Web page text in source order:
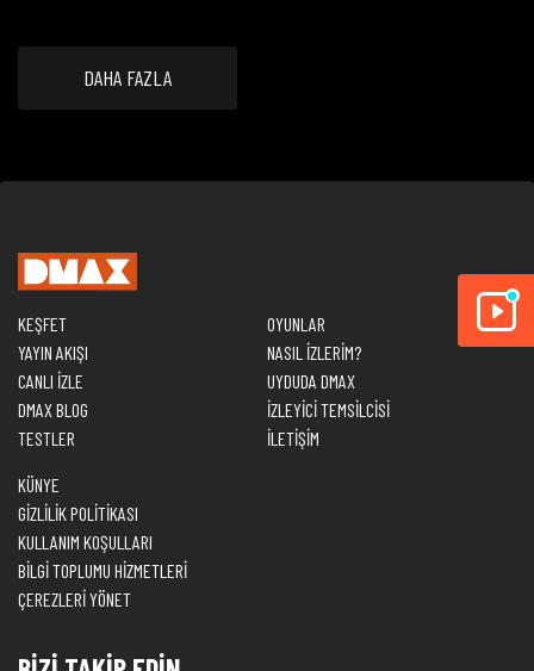
DAHA FAZLA
KEŞFET
YAYIN AKIŞI
CANLI İZLE
DMAX BLOG
TESTLER
OYUNLAR
NASIL İZLERİM?
UYDUDA DMAX
İZLEYİCİ TEMSİLCİSİ
İLETİŞİM
KÜNYE
GİZLİLİK POLİTİKASI
KULLANIM KOŞULLARI
BİLGİ TOPLUMU HİZMETLERİ
ÇEREZLERİ YÖNET